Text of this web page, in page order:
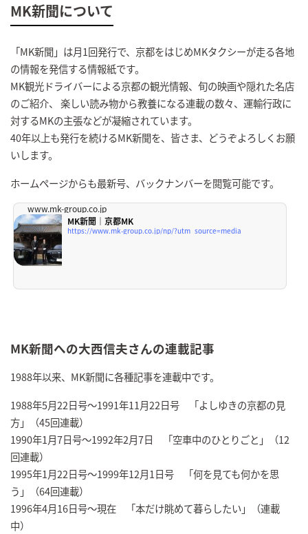
MK新聞について
「MK新聞」は月1回発行で、京都をはじめMKタクシーが走る各地
の情報を発信する情報紙です。
MK観光ドライバーによる京都の観光情報、旬の映画や隠れた名店
のご紹介、 楽しい読み物から教養になる連載の数々、運輸行政に
対するMKの主張などが凝縮されています。
40年以上も発行を続けるMK新聞を、皆さま、どうぞよろしくお願
いします。
ホームページからも最新号、バックナンバーを閲覧可能です。
www.mk-group.co.jp
MK新聞｜京都MK
https://www.mk-group.co.jp/np/?utm_source=media
MK新聞への大西信夫さんの連載記事
1988年以来、MK新聞に各種記事を連載中です。
1988年5月22日号～1991年11月22日号 「よしゆきの京都の見
方」（45回連載）
1990年1月7日号～1992年2月7日 「空車中のひとりごと」（12
回連載）
1995年1月22日号～1999年12月1日号 「何を見ても何かを思
う」（64回連載）
1996年4月16日号～現在 「本だけ眺めて暮らしたい」（連載
中）